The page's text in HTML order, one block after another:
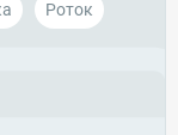
Роток